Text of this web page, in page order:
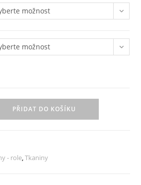
možnost
možnost
PŘIDAT DO KOŠÍKU
- role,Tkaniny